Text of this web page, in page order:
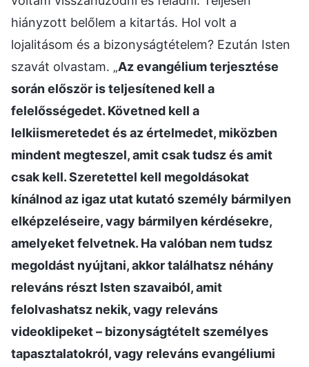
hiányzott belőlem a kitartás. Hol volt a
lojalitásom és a bizonyságtételem? Ezután Isten
szavát olvastam. „Az evangélium terjesztése
során először is teljesítened kell a
felelősségedet. Követned kell a
lelkiismeretedet és az értelmedet, miközben
mindent megteszel, amit csak tudsz és amit
csak kell. Szeretettel kell megoldásokat
kínálnod az igaz utat kutató személy bármilyen
elképzeléseire, vagy bármilyen kérdésekre,
amelyeket felvetnek. Ha valóban nem tudsz
megoldást nyújtani, akkor találhatsz néhány
releváns részt Isten szavaiból, amit
felolvashatsz nekik, vagy releváns
videoklipeket – bizonyságtételt személyes
tapasztalatokról, vagy releváns evangéliumi